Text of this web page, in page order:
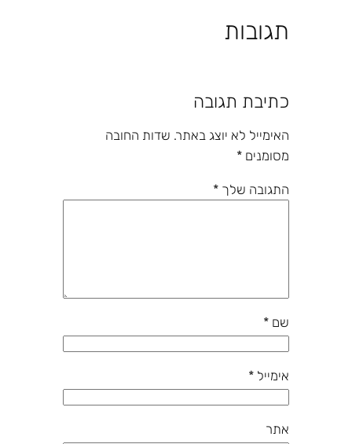
תגובות
כתיבת תגובה
האימייל לא יוצג באתר. שדות החובה
מסומנים *
התגובה שלך *
שם *
אימייל *
אתר